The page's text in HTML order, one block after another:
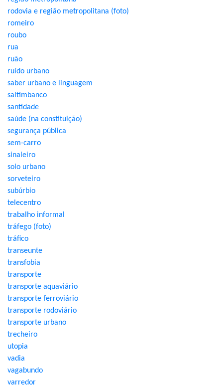
rodovia e região metropolitana (foto)
romeiro
roubo
rua
ruão
ruído urbano
saber urbano e linguagem
saltimbanco
santidade
saúde (na constituição)
segurança pública
sem-carro
sinaleiro
solo urbano
sorveteiro
subúrbio
telecentro
trabalho informal
tráfego (foto)
tráfico
transeunte
transfobia
transporte
transporte aquaviário
transporte ferroviário
transporte rodoviário
transporte urbano
trecheiro
utopia
vadia
vagabundo
varredor